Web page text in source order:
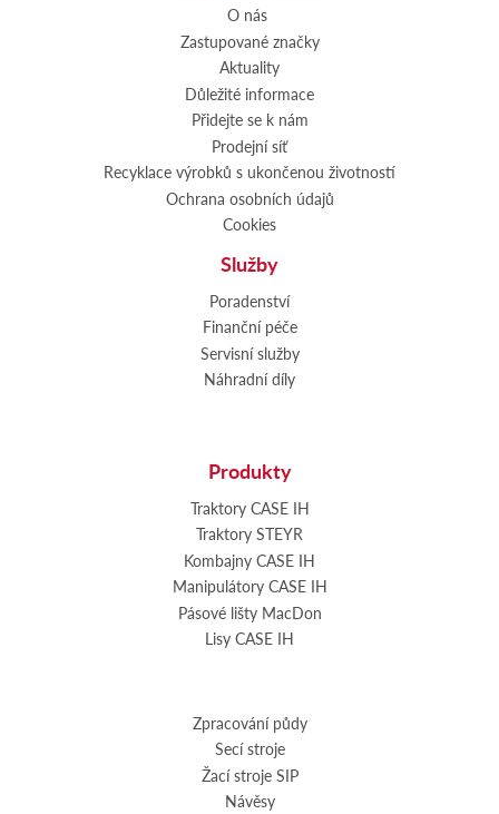
O nás
Zastupované značky
Aktuality
Důležité informace
Přidejte se k nám
Prodejní síť
Recyklace výrobků s ukončenou životností
Ochrana osobních údajů
Cookies
Služby
Poradenství
Finanční péče
Servisní služby
Náhradní díly
Produkty
Traktory CASE IH
Traktory STEYR
Kombajny CASE IH
Manipulátory CASE IH
Pásové lišty MacDon
Lisy CASE IH
Zpracování půdy
Secí stroje
Žací stroje SIP
Návěsy